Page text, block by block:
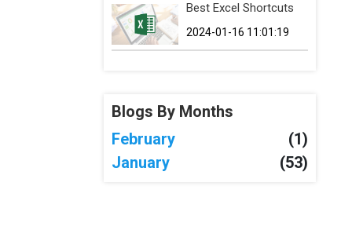
Best Excel Shortcuts
2024-01-16 11:01:19
Blogs By Months
February
(1)
January
(53)